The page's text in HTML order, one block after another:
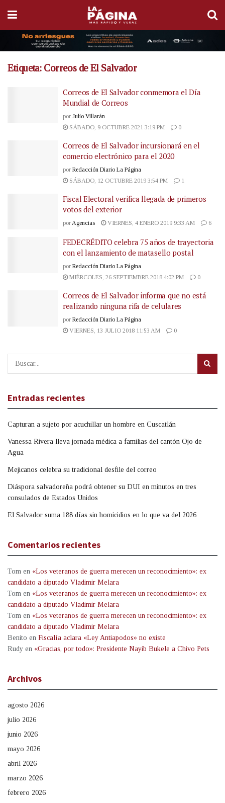
Etiqueta: Correos de El Salvador
Correos de El Salvador conmemora el Día
Mundial de Correos
por Julio Villarán
SÁBADO, 9 OCTUBRE 2021 3:19 PM
0
Correos de El Salvador incursionará en el
comercio electrónico para el 2020
por Redacción Diario La Página
SÁBADO, 12 OCTUBRE 2019 3:54 PM
1
Fiscal Electoral verifica llegada de primeros
votos del exterior
por Agencias VIERNES, 4 ENERO 2019 9:33 AM 6
FEDECRÉDITO celebra 75 años de trayectoria
con el lanzamiento de matasello postal
por Redacción Diario La Página
MIÉRCOLES, 26 SEPTIEMBRE 2018 4:02 PM
0
Correos de El Salvador informa que no está
realizando ninguna rifa de celulares
por Redacción Diario La Página
VIERNES, 13 JULIO 2018 11:53 AM
0
Entradas recientes
Capturan a sujeto por acuchillar un hombre en Cuscatlán
Vanessa Rivera lleva jornada médica a familias del cantón Ojo de
Agua
Mejicanos celebra su tradicional desfile del correo
Diáspora salvadoreña podrá obtener su DUI en minutos en tres
consulados de Estados Unidos
El Salvador suma 188 días sin homicidios en lo que va del 2026
Comentarios recientes
Tom en «Los veteranos de guerra merecen un reconocimiento»: ex
candidato a diputado Vladimir Melara
Tom en «Los veteranos de guerra merecen un reconocimiento»: ex
candidato a diputado Vladimir Melara
Tom en «Los veteranos de guerra merecen un reconocimiento»: ex
candidato a diputado Vladimir Melara
Benito en Fiscalía aclara «Ley Antiapodos» no existe
Rudy en «Gracias, por todo»: Presidente Nayib Bukele a Chivo Pets
Archivos
agosto 2026
julio 2026
junio 2026
mayo 2026
abril 2026
marzo 2026
febrero 2026